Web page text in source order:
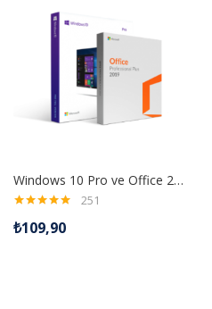
Windows 10 Pro ve Office 2019 Pro Plus Dijital Lisans Anahtarı
4.99oy aldı
251
₺109,90